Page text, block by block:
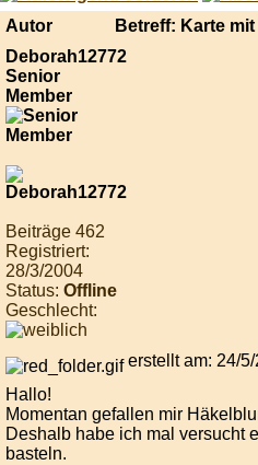
casino
Autor
Betreff: Karte
Deborah12772
Senior
Member
Beiträge 462
Registriert:
28/3/2004
Status: Offline
Geschlecht:
erstellt am: 24/
Hallo!
Momentan gefallen mir
Deshalb habe ich mal versucht
basteln.